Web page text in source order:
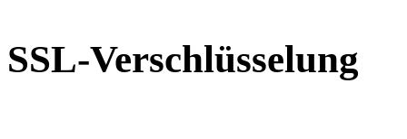
SSL-Verschlüsselung